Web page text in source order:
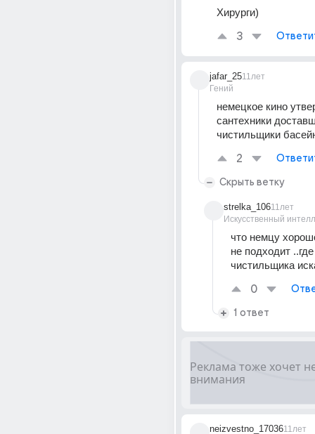
Хирурги)
3
jafar_25
Гений
11лет
немецкое кино
сантехники
чистильщики
2
Скрыть ветку
strelka_106
Искусственный
11лет
что немцу
не подходит
чистильщика
0
1 ответ
neizvestno_1703611лет